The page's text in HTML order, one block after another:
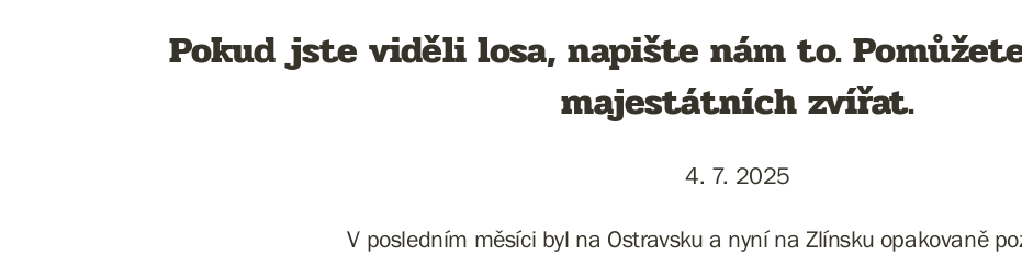
Pokud jste viděli losa, napište nám to.
majestátních zvířat.
4. 7. 2025
V posledním měsíci byl na Ostravsku a nyní na Zlínsku opakovaně